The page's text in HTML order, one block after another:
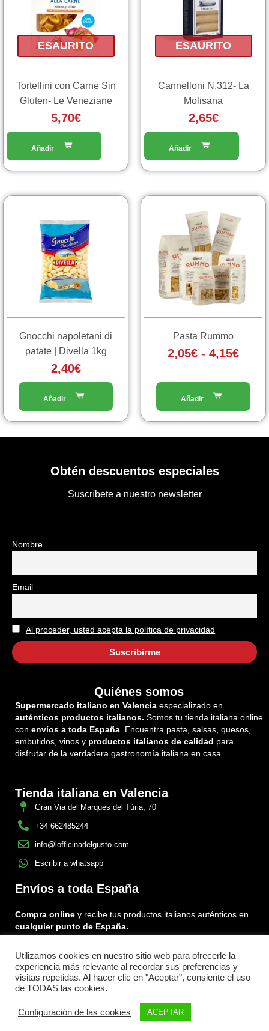
ESAURITO
Tortellini con Carne Sin
Gluten- Le Veneziane
5,70€
ESAURITO
Cannelloni N.312- La
Molisana
2,65€
Gnocchi napoletani di
patate | Divella 1kg
2,40€
Pasta Rummo
2,05€ - 4,15€
di
2,05€
a
4,15€
varianti.
opzioni
possono
pagina
prodotto
Obtén descuentos especiales
Suscríbete a nuestro newsletter
Nombre
Email
Al proceder, usted acepta la política de privacidad
Quiénes somos
Supermercado italiano en Valencia especializado en
auténticos productos italianos. Somos tu tienda italiana online
con envíos a toda España . Encuentra pasta, salsas, quesos,
embutidos, vinos y productos italianos de calidad para
disfrutar de la verdadera gastronomía italiana en casa.
Tienda italiana en Valencia
Gran Via del Marqués del Túria, 70
+34 662485244
info@lofficinadelgusto.com
Escribir a whatsapp
Envíos a toda España
Compra online y recibe tus productos italianos auténticos en
cualquier punto de España.
Encuéntranos en:
FacebookInstagram
Tiktok
Menu
Utilizamos cookies en nuestro sitio web para ofrecerle la
experiencia más relevante al recordar sus preferencias y
visitas repetidas. Al hacer clic en "Aceptar", consiente el uso
de TODAS las cookies.
Configuración de las cookies ACEPTAR
Rummo
Aggiungi al carrello